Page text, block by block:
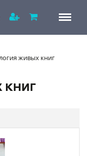
живых книг
КНИГ